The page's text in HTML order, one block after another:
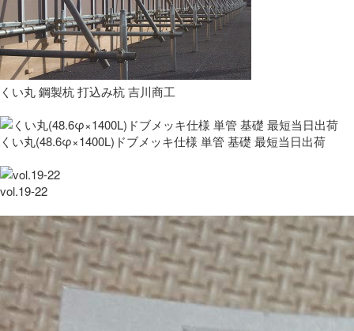
くい丸 鋼製杭 打込み杭 吉川商工
くい丸(48.6φ×1400L)ドブメッキ仕様 単管 基礎 最短当日出荷
vol.19-22